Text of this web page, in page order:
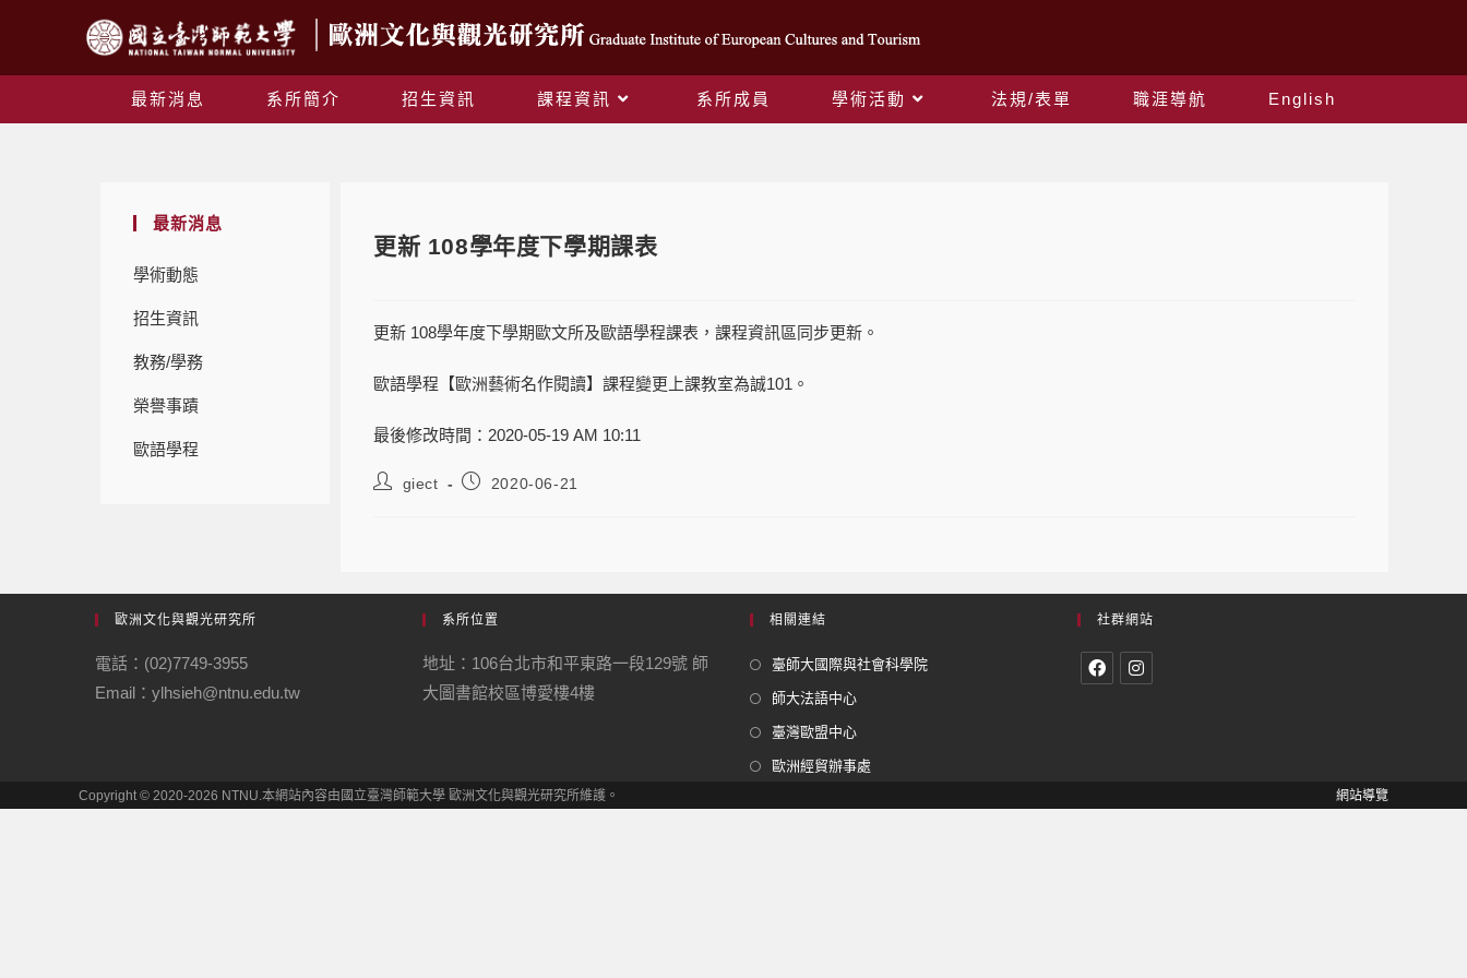
最新消息 系所簡介 招生資訊 課程資訊 系所成員 學術活動 法規/表單 職涯導航
English
最新消息
學術動態
招生資訊
教務/學務
榮譽事蹟
歐語學程
更新 108學年度下學期課表
更新 108學年度下學期歐文所及歐語學程課表，課程資訊區同步更新。
歐語學程【歐洲藝術名作閱讀】課程變更上課教室為誠101。
最後修改時間：2020-05-19 AM 10:11
giect 2020-06-21
歐洲文化與觀光研究所
電話：(02)7749-3955
Email：ylhsieh@ntnu.edu.tw
系所位置
地址：106台北市和平東路一段129號 師
大圖書館校區博愛樓4樓
相關連結
臺師大國際與社會科學院
師大法語中心
臺灣歐盟中心
歐洲經貿辦事處
社群網站
網站導覽
Copyright © 2020-2026 NTNU.本網站內容由國立臺灣師範大學 歐洲文化與觀光研究所維護。